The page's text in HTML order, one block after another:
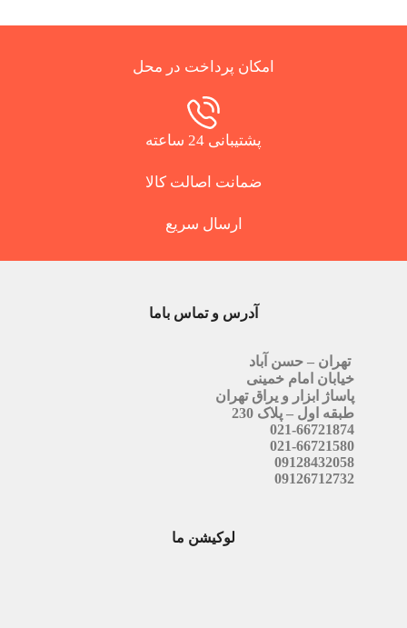
امکان پرداخت در محل
پشتیبانی 24 ساعته
ضمانت اصالت کالا
ارسال سریع
آدرس و تماس باما
تهران – حسن آباد
خیابان امام خمینی
پاساژ ابزار و یراق تهران
طبقه اول – پلاک 230
021-66721874
021-66721580
09128432058
09126712732
لوکیشن ما